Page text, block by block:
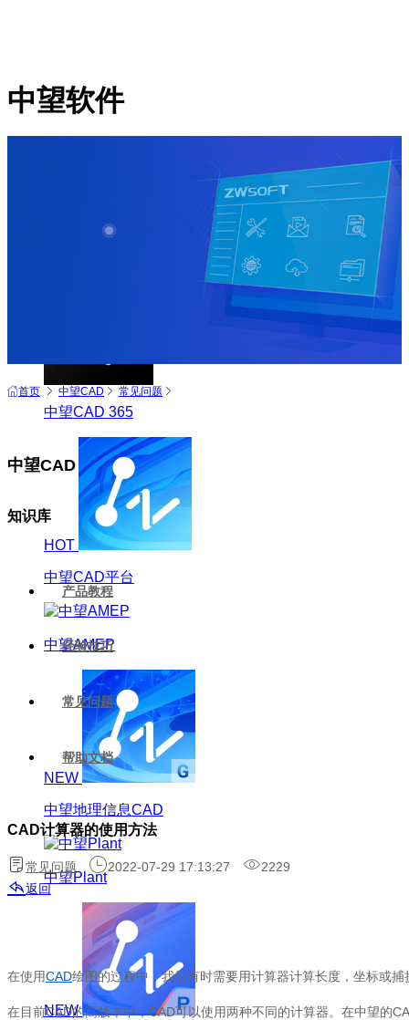
中望软件
从工具到平台 打造行业解决方案
中望CAD 365
HOT
中望CAD平台
中望AMEP
NEW
中望地理信息CAD
中望Plant
NEW
首页 中望CAD 常见问题
中望CAD
知识库
产品教程
经验技巧
常见问题
帮助文档
CAD计算器的使用方法
常见问题 2022-07-29 17:13:27
2229
返回
在使用CAD绘图的过程中，我们有时需要用计算器计算长度，坐标或
在目前CAD的高版本中，CAD可以使用两种不同的计算器。在中望的